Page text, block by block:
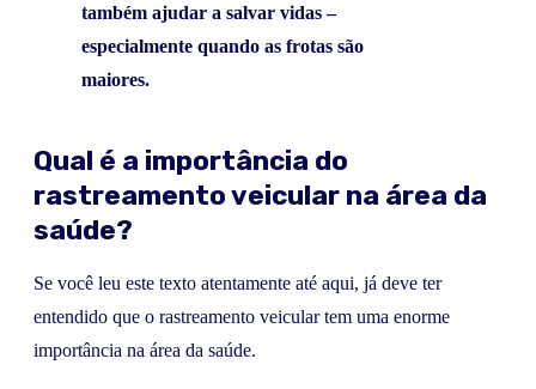
também ajudar a salvar vidas –
especialmente quando as frotas são
maiores.
Qual é a importância do
rastreamento veicular na área da
saúde?
Se você leu este texto atentamente até aqui, já deve ter
entendido que o rastreamento veicular tem uma enorme
importância na área da saúde.